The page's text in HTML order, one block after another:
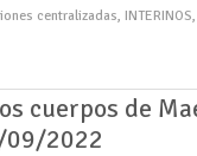
centralizadas, INTERINOS,
cuerpos de
09/2022